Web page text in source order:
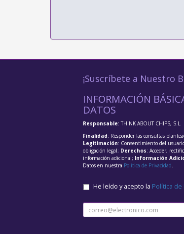
¡Suscríbete a Nuestro
INFORMACIÓN
DATOS
Responsable: THINK ABOUT CHIPS, S.L.
Finalidad: Responder las consultas
Legitimación: Consentimiento del
obligación legal; Derechos: Acceder,
información adicional; Información
Datos en nuestra Política de Privacidad.
He leído y acepto la Política de